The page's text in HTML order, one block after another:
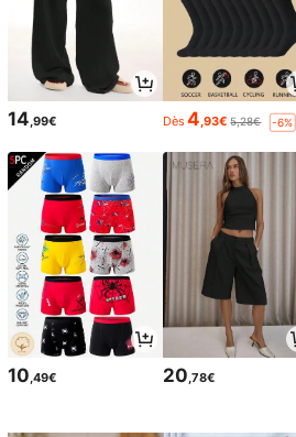
14,99€ Dès4,93€ 5,28€ -6%
10 ,49€ 20 ,78€